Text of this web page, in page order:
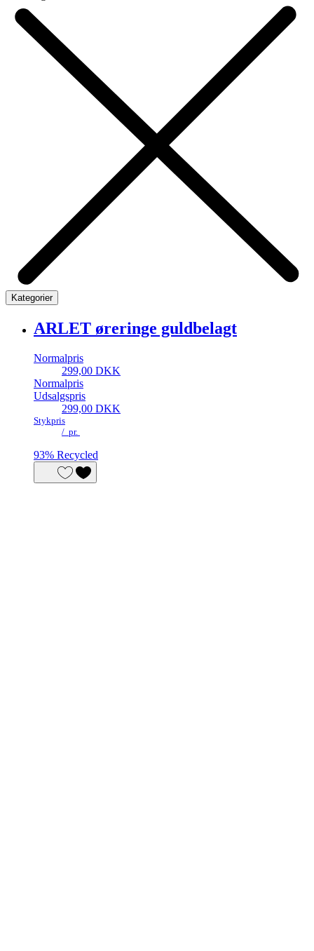
Kategorier
ARLET øreringe guldbelagt
Normalpris
299,00 DKK
Normalpris
Udsalgspris
299,00 DKK
Stykpris
/ pr.
93% Recycled